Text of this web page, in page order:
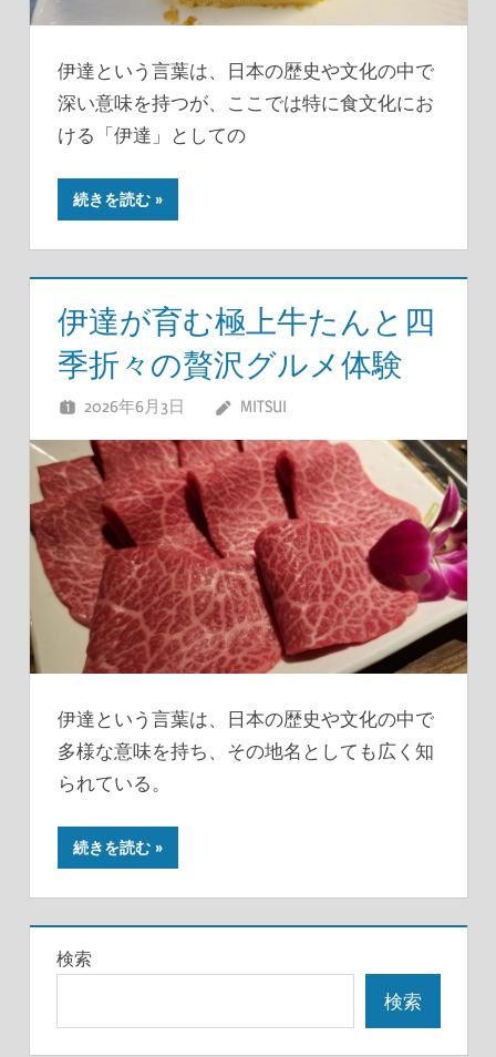
伊達という言葉は、日本の歴史や文化の中で
深い意味を持つが、ここでは特に食文化にお
ける「伊達」としての
続きを読む
伊達が育む極上牛たんと四
季折々の贅沢グルメ体験
2026年6月3日 MITSUI
伊達という言葉は、日本の歴史や文化の中で
多様な意味を持ち、その地名としても広く知
られている。
続きを読む
検索
検索